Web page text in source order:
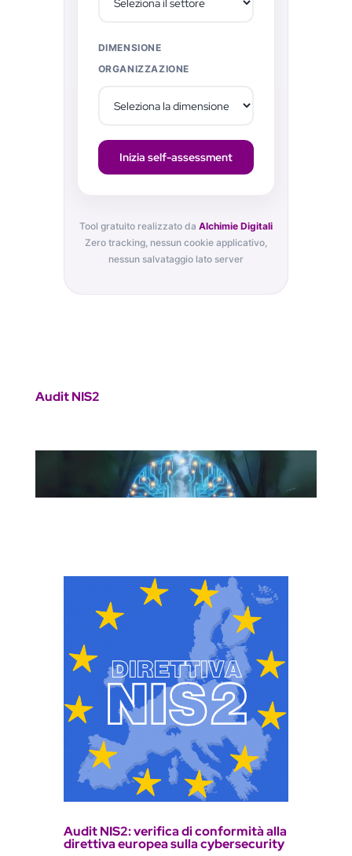
DIMENSIONE
ORGANIZZAZIONE
Inizia self-assessment
Tool gratuito realizzato da Alchimie Digitali
Zero tracking, nessun cookie applicativo,
nessun salvataggio lato server
Audit NIS2
Audit NIS2: verifica di conformità alla
direttiva europea sulla cybersecurity